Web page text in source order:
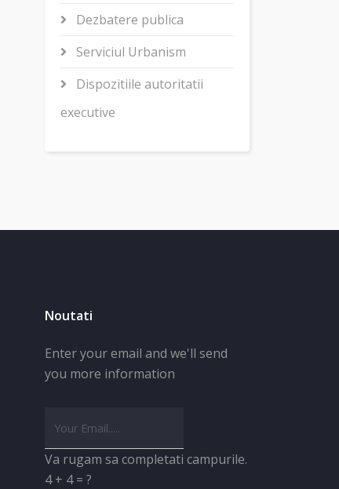
Dezbatere publica
Serviciul Urbanism
Dispozitiile autoritatii
executive
Noutati
Enter your email and we'll send
you more information
Va rugam sa completati campurile.
4 + 4 = ?